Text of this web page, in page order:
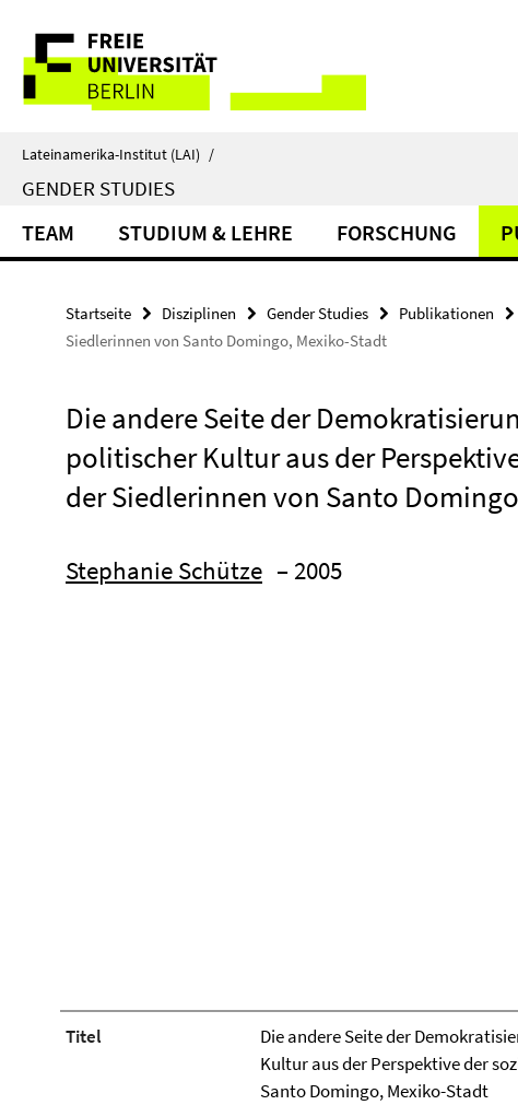
direkt
Inhalt
Service-
Navigation
Lateinamerika-Institut (LAI) /
GENDER STUDIES
TEAM STUDIUM & LEHRE FORSCHUNG
Startseite Disziplinen Gender Studies Publikationen
Siedlerinnen von Santo Domingo, Mexiko-Stadt
Die andere Seite der
politischer Kultur aus der
der Siedlerinnen von Santo
Stephanie Schütze – 2005
Titel
Die andere Seite der
Kultur aus der Perspektive der
Santo Domingo, Mexiko-Stadt